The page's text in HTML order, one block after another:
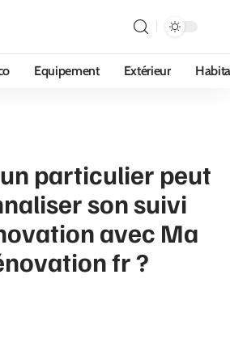
Equipement Extérieur
particulier peut
son suivi
avec Ma
fr ?